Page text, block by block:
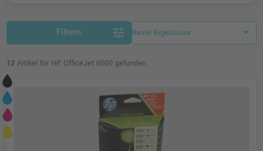
Filtern tune
12 Artikel für HP OfficeJet 6000 gefunden